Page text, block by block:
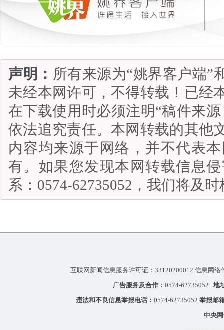
声明： 所有来源为“姚界客户端”
未经本网许可，不得转载！已经
在下载使用时必须注明“稿件来
依法追究责任。本网转载的其他
内容均来源于网络，并不代表
有。如果您发现本网转载信息
系：0574-62735052，我们将及
互联网新闻信息服务许可证：33120200012 信息网
广告服务及合作： 0574-62735052 地
违法和不良信息举报电话： 0574-62735052 举报邮
中央